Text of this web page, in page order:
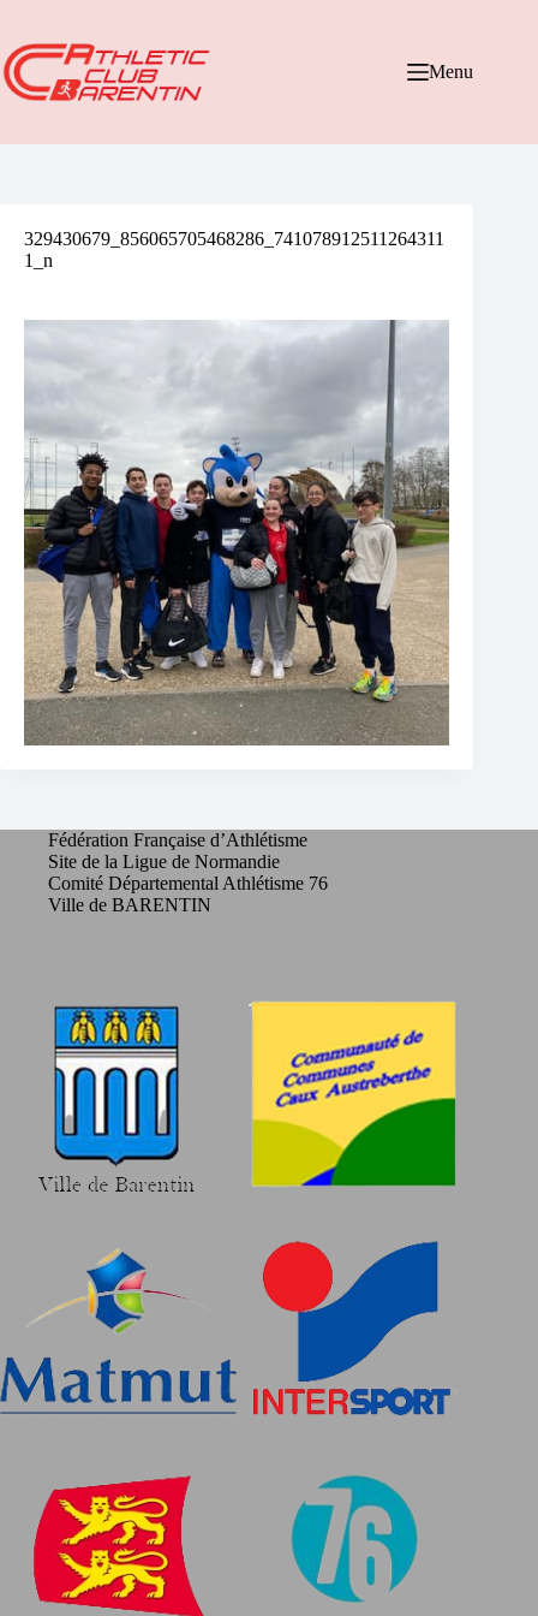
contenu
Menu
329430679_856065705468286_741078912511264311
1_n
Fédération Française d’Athlétisme
Site de la Ligue de Normandie
Comité Départemental Athlétisme 76
Ville de BARENTIN